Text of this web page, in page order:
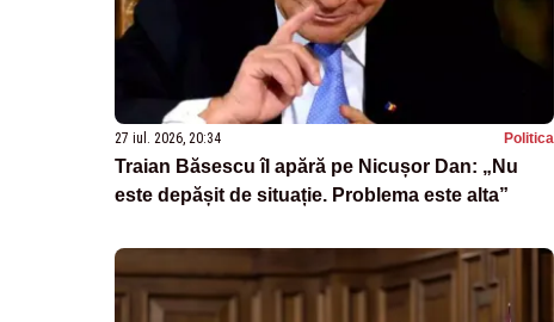
27 iul. 2026, 20:34 Politica
Traian Băsescu îl apără pe Nicușor Dan: „Nu
este depășit de situație. Problema este alta”